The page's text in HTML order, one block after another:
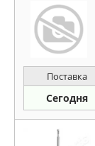
Поставка
Сегодня